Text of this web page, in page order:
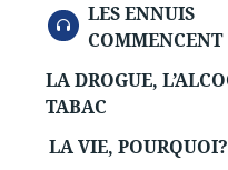
AUDIO
LES ENNUIS
COMMENCENT
LA DROGUE,
TABAC
LA VIE, POURQUOI?